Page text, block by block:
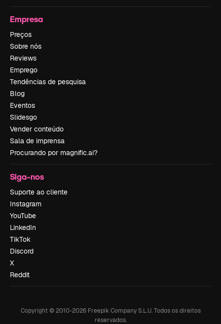
Empresa
Preços
Sobre nós
Reviews
Emprego
Tendências de pesquisa
Blog
Eventos
Slidesgo
Vender conteúdo
Sala de imprensa
Procurando por magnific.ai?
Siga-nos
Suporte ao cliente
Instagram
YouTube
LinkedIn
TikTok
Discord
X
Reddit
Copyright © 2010-2026Freepik Company S.L.U. Todos os direitos
reservados.